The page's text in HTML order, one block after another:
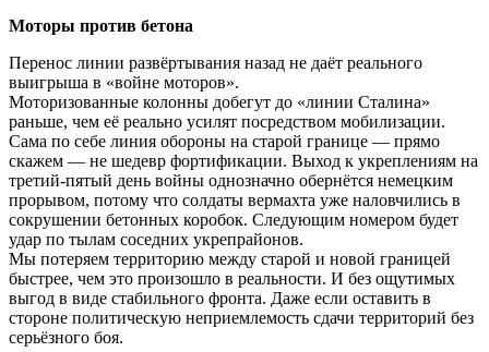
Моторы против бетона
Перенос линии развёртывания назад не даёт реального
выигрыша в «войне моторов».
Моторизованные колонны добегут до «линии Сталина»
раньше, чем её реально усилят посредством мобилизации.
Сама по себе линия обороны на старой границе — прямо
скажем — не шедевр фортификации. Выход к укреплениям на
третий-пятый день войны однозначно обернётся немецким
прорывом, потому что солдаты вермахта уже наловчились в
сокрушении бетонных коробок. Следующим номером будет
удар по тылам соседних укрепрайонов.
Мы потеряем территорию между старой и новой границей
быстрее, чем это произошло в реальности. И без ощутимых
выгод в виде стабильного фронта. Даже если оставить в
стороне политическую неприемлемость сдачи территорий без
серьёзного боя.